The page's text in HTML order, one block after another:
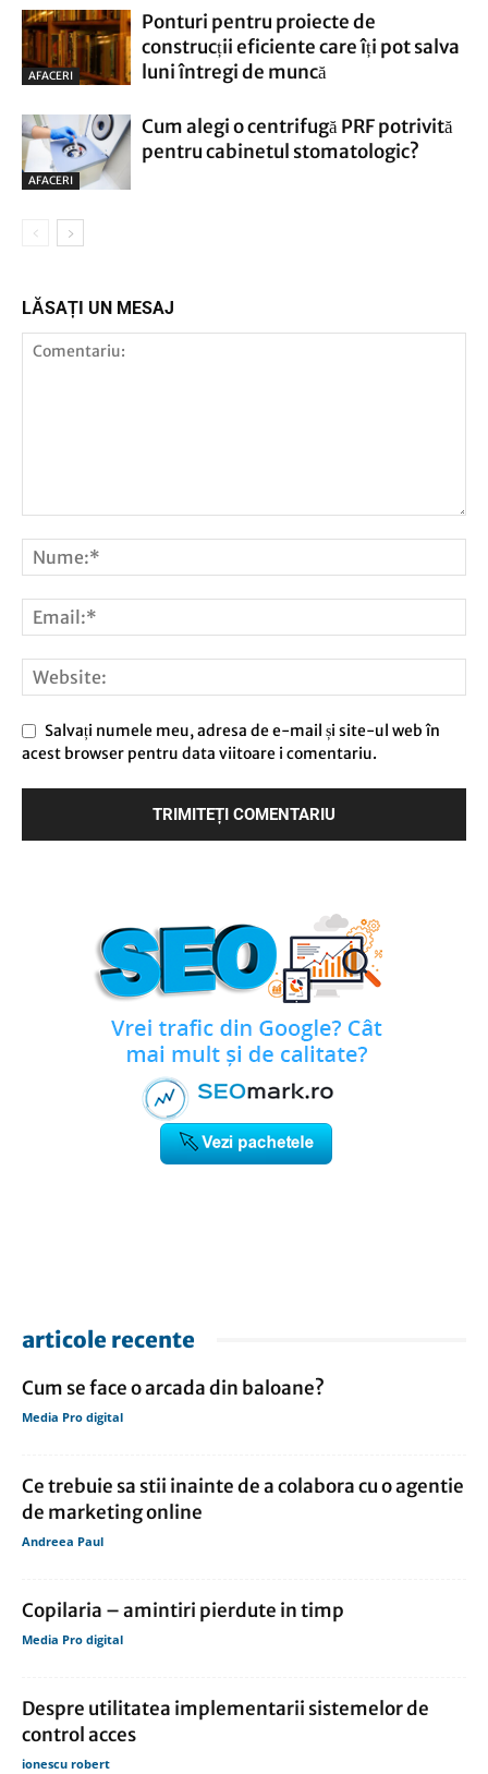
AFACERI
Ponturi pentru proiecte de
construcții eficiente care îți pot salva
luni întregi de muncă
AFACERI
Cum alegi o centrifugă PRF potrivită
pentru cabinetul stomatologic?
LĂSAȚI UN MESAJ
Salvați numele meu, adresa de e-mail și site-ul web în
acest browser pentru data viitoare i comentariu.
articole recente
Cum se face o arcada din baloane?
Media Pro digital
Ce trebuie sa stii inainte de a colabora cu o agentie
de marketing online
Andreea Paul
Copilaria – amintiri pierdute in timp
Media Pro digital
Despre utilitatea implementarii sistemelor de
control acces
ionescu robert